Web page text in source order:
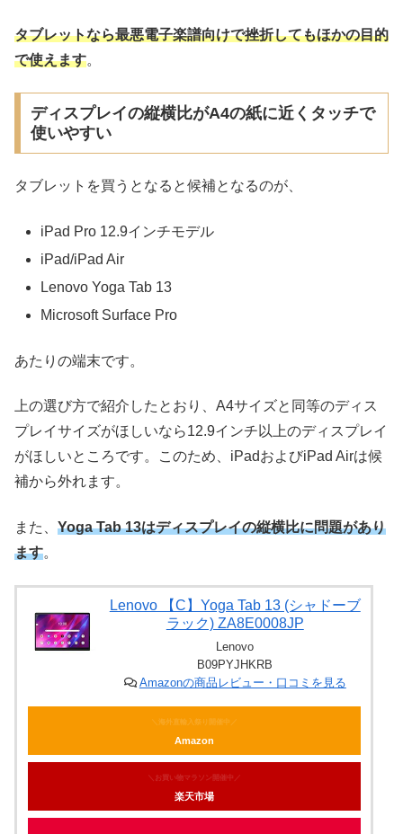
タブレットなら最悪電子楽譜向けで挫折してもほかの目的
で使えます。
ディスプレイの縦横比がA4の紙に近くタッチで
使いやすい
タブレットを買うとなると候補となるのが、
iPad Pro 12.9インチモデル
iPad/iPad Air
Lenovo Yoga Tab 13
Microsoft Surface Pro
あたりの端末です。
上の選び方で紹介したとおり、A4サイズと同等のディス
プレイサイズがほしいなら12.9インチ以上のディスプレイ
がほしいところです。このため、iPadおよびiPad Airは候
補から外れます。
また、 Yoga Tab 13はディスプレイの縦横比に問題があり
ます。
Lenovo 【C】Yoga Tab 13 (シャドーブ
ラック) ZA8E0008JP
Lenovo
B09PYJHKRB
Amazonの商品レビュー・口コミを見る
＼海外直輸入祭り開催中／
Amazon
＼お買い物マラソン開催中／
楽天市場